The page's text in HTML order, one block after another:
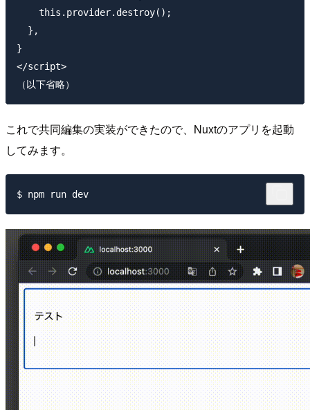
    this.provider.destroy();
  },
}
</script>
これで共同編集の実装ができたので、Nuxtのアプリを起動
してみます。